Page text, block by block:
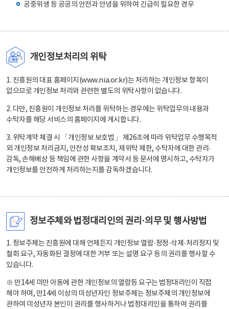
공중위생 등 공공의 안전과 안녕을 위하여 긴급히 필요한 경우
개인정보처리의 위탁
1. 진흥원의 대표 홈페이지(www.nia.or.kr)는 처리하는 개인정보 항목이
없으므로 개인정보 처리와 관련한 별도의 위탁사항이 없습니다.
2. 다만, 진흥원이 개인정보 처리를 위탁하는 경우에는 위탁업무의 내용과
수탁자를 해당 서비스의 홈페이지에 게시합니다.
3. 위탁계약 체결 시 「개인정보 보호법」 제26조에 따라 위탁업무 수행목적
외 개인정보 처리금지, 안전성 확보조치, 재위탁 제한, 수탁자에 대한 관리·
감독, 손해배상 등 책임에 관한 사항을 계약서 등 문서에 명시하고, 수탁자가
개인정보를 안전하게 처리하는지를 감독하겠습니다.
정보주체와 법정대리인의 권리·의무 및 행사방법
1. 정보주체는 진흥원에 대해 언제든지 개인정보 열람·정정·삭제·처리정지 및
철회 요구, 자동화된 결정에 대한 거부 또는 설명 요구 등의 권리를 행사할 수
있습니다.
※ 만14세 미만 아동에 관한 개인정보의 열람등 요구는 법정대리인이 직접
해야 하며, 만14세 이상의 미성년자인 정보주체는 정보주체의 개인정보에
관하여 미성년자 본인이 권리를 행사하거나 법정대리인을 통하여 권리를